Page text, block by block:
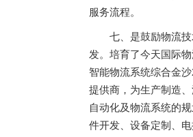
服务流程。
七、是鼓励物流
发。培育了今天国际
智能物流系统综合金
提供商，为生产制造
自动化及物流系统的
件开发、设备定制、